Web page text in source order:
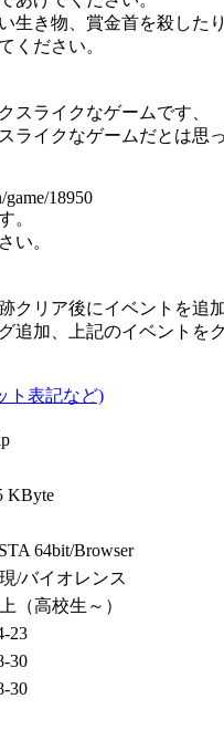
生き物、賞金首を殺した
ください。
スライクなゲームです、
ライクなゲームだとは思
18950
。
い。
クリア後にイベントを追
追加、上記のイベントを
ト表記など)
KByte
64bit/Browser
/バイオレンス
（高校生～）
23
30
30